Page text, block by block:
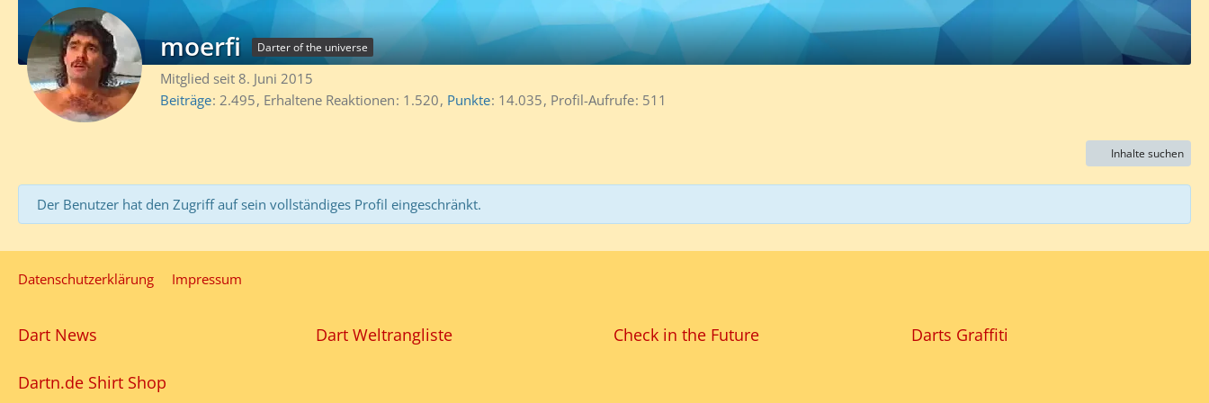
moerfi Darter of the universe
Mitglied seit 8. Juni 2015
Beiträge 2.495 Erhaltene Reaktionen 1.520 Punkte 14.035 Profil-Aufrufe 511
Inhalte suchen
Der Benutzer hat den Zugriff auf sein vollständiges Profil eingeschränkt.
Datenschutzerklärung Impressum
Dart News Dart Weltrangliste Check in the Future Darts Graffiti
Dartn.de Shirt Shop